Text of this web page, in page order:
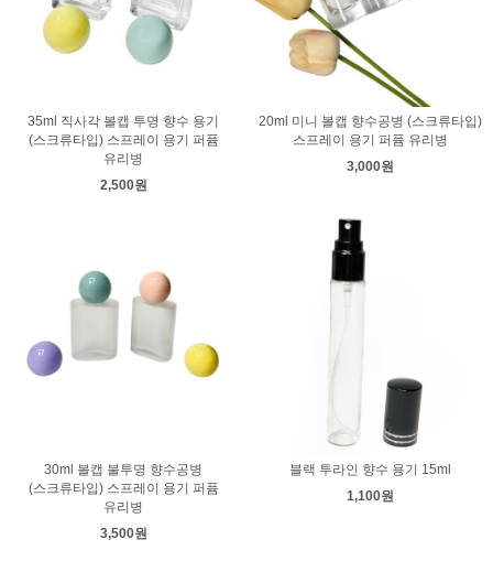
35ml 직사각 볼캡 투명 향수 용기
(스크류타입) 스프레이 용기 퍼퓸
유리병
2,500원
20ml 미니 볼캡 향수공병 (스크류타입)
스프레이 용기 퍼퓸 유리병
3,000원
30ml 볼캡 불투명 향수공병
(스크류타입) 스프레이 용기 퍼퓸
유리병
3,500원
블랙 투라인 향수 용기 15ml
1,100원